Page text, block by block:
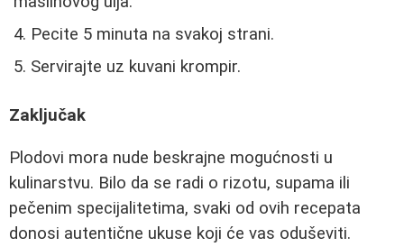
Pecite 5 minuta na svakoj strani.
Servirajte uz kuvani krompir.
Zaključak
Plodovi mora nude beskrajne mogućnosti u
kulinarstvu. Bilo da se radi o rizotu, supama ili
pečenim specijalitetima, svaki od ovih recepata
donosi autentične ukuse koji će vas oduševiti.